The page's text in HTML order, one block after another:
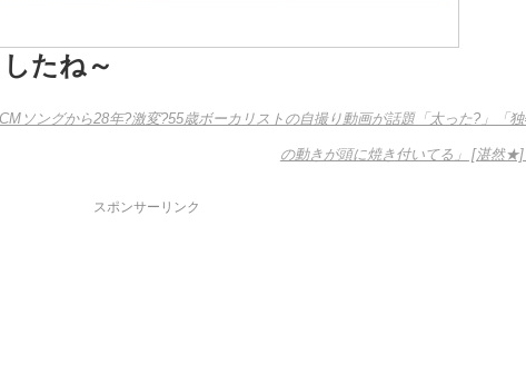
たね～
ソングから28年?激変?55歳ボーカリストの自撮り動画が話題「太った?」「独
の動きが頭に焼き付いてる」 [湛然★]
スポンサーリンク